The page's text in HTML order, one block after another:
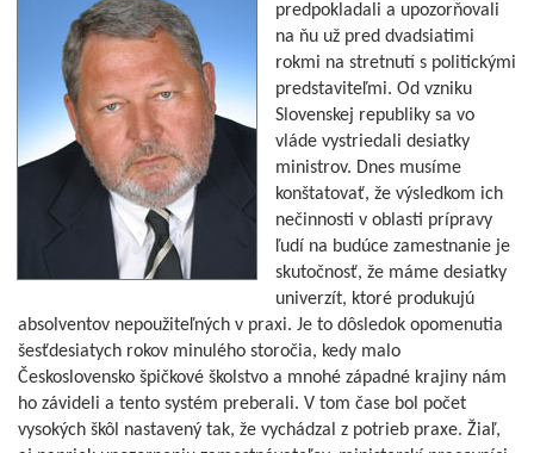
predpokladali a upozorňovali
na ňu už pred dvadsiatimi
rokmi na stretnutí s politickými
predstaviteľmi. Od vzniku
Slovenskej republiky sa vo
vláde vystriedali desiatky
ministrov. Dnes musíme
konštatovať, že výsledkom ich
nečinnosti v oblasti prípravy
ľudí na budúce zamestnanie je
skutočnosť, že máme desiatky
univerzít, ktoré produkujú
absolventov nepoužiteľných v praxi. Je to dôsledok opomenutia
šesťdesiatych rokov minulého storočia, kedy malo
Československo špičkové školstvo a mnohé západné krajiny nám
ho závideli a tento systém preberali. V tom čase bol počet
vysokých škôl nastavený tak, že vychádzal z potrieb praxe. Žiaľ,